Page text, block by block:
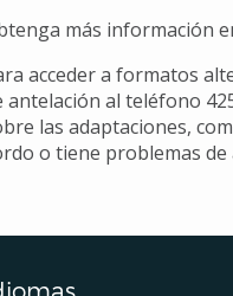
más información
acceder a formatos
antelación al teléfono
las adaptaciones,
o tiene problemas de